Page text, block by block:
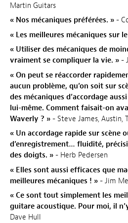
Martin Guitars
« Nos mécaniques préférées. » -
« Les meilleures mécaniques sur
« Utiliser des mécaniques de
vraiment se compliquer la vie. » -
« On peut se réaccorder
aucun problème, qu’on soit sur
des mécaniques d’accordage
lui-même. Comment faisait-on
Waverly ? » - Steve James, Austin,
« Un accordage rapide sur scène
d’enregistrement… fluidité,
des doigts. » - Herb Pedersen
« Elles sont aussi efficaces que
meilleures mécaniques ! » - Jim
« Ce sont tout simplement les
guitare acoustique. Pour moi, il
Dave Hull